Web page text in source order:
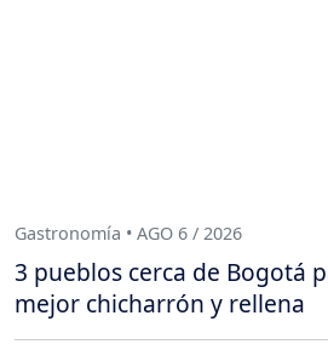
Gastronomía • AGO 6 / 2026
3 pueblos cerca de Bogotá
mejor chicharrón y rellena